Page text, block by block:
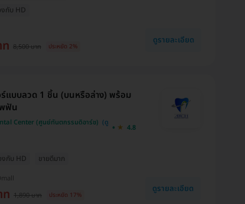
กับ HD
8,500 บาท ประหยัด 2%
ดูรายละเอียด
งกับ HD ขายดีมาก
ร์แบบลวด 1 ชิ้น (บนหรือล่าง) พร้อม
ฟัน
Center (ศูนย์ทันตกรรมดิอาร์ช)
4.8
ท 1,890 บาท ประหยัด 17%
ดูรายละเอียด